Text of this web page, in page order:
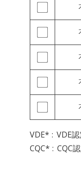
VDE*
VDE
CQC*
CQC